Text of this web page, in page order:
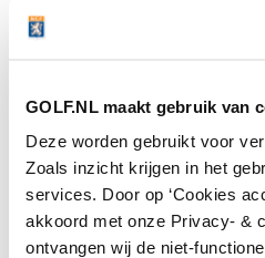
GOLF.NL maakt gebruik van
Deze worden gebruikt voor
Zoals inzicht krijgen in het
services. Door op ‘Cookies
akkoord met onze Privacy- &
ontvangen wij de niet-
mijn doorzwaai op de schop.
“Na het raakpunt trek je de
naar je toe. Je moet het zo
water gooi je ook leeg in
Maar wat jij doet, is de
leegkiepen. Je wilt niet nat